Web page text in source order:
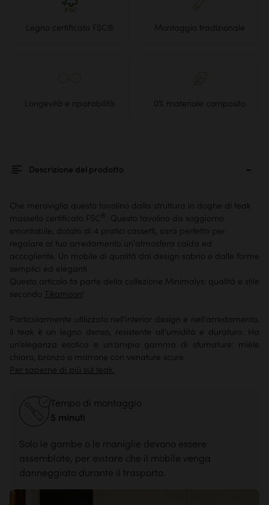
Legno certificato FSC® Montaggio tradizionale
Longevità e riparabilità 0% materiale composito
Descrizione del prodotto
Che meraviglia questo tavolino dalla struttura in doghe di teak
massello certificato FSC
. Questo tavolino da soggiorno
smontabile, dotato di 4 pratici cassetti, sarà perfetto per
regalare al tuo arredamento un'atmosfera calda ed
accogliente. Un mobile di qualità dal design sobrio e dalle forme
semplici ed eleganti.
Questo articolo fa parte della collezione Minimalys: qualità e stile
secondo Tikamoon!
Particolarmente utilizzato nell'interior design e nell'arredamento,
il teak è un legno denso, resistente all'umidità e duraturo. Ha
un’eleganza esotica e un’ampia gamma di sfumature: miele
chiaro, bronzo o marrone con venature scure.
Per saperne di più sul teak.
Tempo di montaggio
5 minuti
Solo le gambe o le maniglie devono essere
assemblate, per evitare che il mobile venga
danneggiato durante il trasporto.